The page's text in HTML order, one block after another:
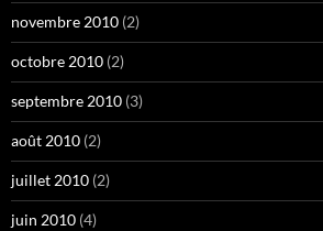
novembre 2010 (2)
octobre 2010 (2)
septembre 2010 (3)
août 2010 (2)
juillet 2010 (2)
juin 2010 (4)